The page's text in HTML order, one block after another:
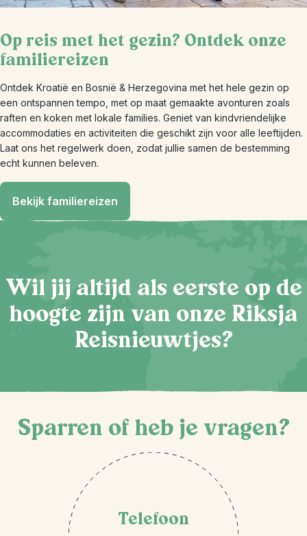
Op reis met het gezin? Ontdek onze
familiereizen
Ontdek Kroatië en Bosnië & Herzegovina met het hele gezin op
een ontspannen tempo, met op maat gemaakte avonturen zoals
raften en koken met lokale families. Geniet van kindvriendelijke
accommodaties en activiteiten die geschikt zijn voor alle leeftijden.
Laat ons het regelwerk doen, zodat jullie samen de bestemming
echt kunnen beleven.
Bekijk familiereizen
Wil jij altijd als eerste op de
hoogte zijn van onze Riksja
Reisnieuwtjes?
Sparren of heb je vragen?
Telefoon